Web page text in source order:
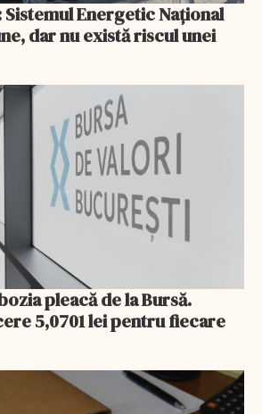
Energetic Național
dar nu există riscul unei
pleacă de la Bursă.
5,0701 lei pentru fiecare